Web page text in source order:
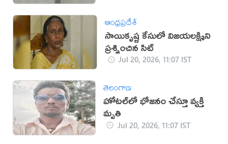
ఆంధ్రప్రదేశ్
సాయికృష్ణ కేసులో విజయలక్ష్మిని
ప్రశ్నించిన సిట్
Jul 20, 2026, 11:07 IST
తెలంగాణ
హోటల్‌లో భోజనం చేస్తూ వ్యక్తి
మృతి
Jul 20, 2026, 11:07 IST